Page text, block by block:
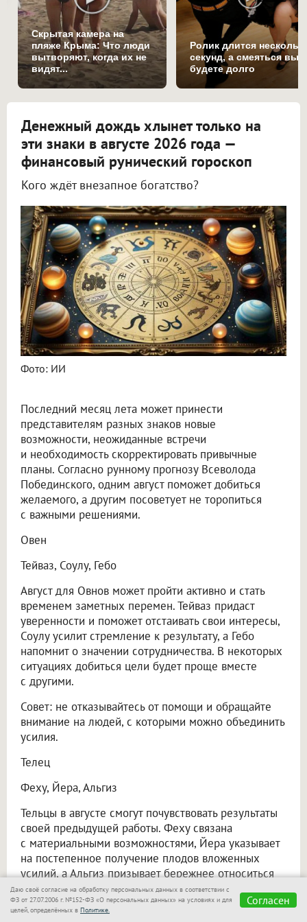
Скрытая камера на
пляже Крыма: Что люди
вытворяют, когда их не
видят...
Ролик длится
секунд, а смеяться вы
будете долго
Денежный дождь хлынет только на
эти знаки в августе 2026 года —
финансовый рунический гороскоп
Кого ждёт внезапное богатство?
Фото: ИИ
Последний месяц лета может принести
представителям разных знаков новые
возможности, неожиданные встречи
и необходимость скорректировать привычные
планы. Согласно рунному прогнозу Всеволода
Побединского, одним август поможет добиться
желаемого, а другим посоветует не торопиться
с важными решениями.
Овен
Тейваз, Соулу, Гебо
Август для Овнов может пройти активно и стать
временем заметных перемен. Тейваз придаст
уверенности и поможет отстаивать свои интересы,
Соулу усилит стремление к результату, а Гебо
напомнит о значении сотрудничества. В некоторых
ситуациях добиться цели будет проще вместе
с другими.
Совет: не отказывайтесь от помощи и обращайте
внимание на людей, с которыми можно объединить
усилия.
Телец
Феху, Йера, Альгиз
Тельцы в августе смогут почувствовать результаты
своей предыдущей работы. Феху связана
с материальными возможностями, Йера указывает
на постепенное получение плодов вложенных
усилий, а Альгиз призывает бережнее относиться
к тому, что уже удалось приобрести. Резкие
перемены могут оказаться менее полезными, чем
спокойное движение по намеченному пути.
Даю своё согласие на обработку персональных данных в соответствии с
ФЗ от 27.07.2006 г. №152-ФЗ «О персональных данных» на условиях и для
целей, определённых в Политике.
Согласен